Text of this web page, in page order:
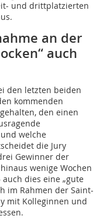
und drittplatzierten
an der
auch
den letzten beiden
kommenden
den einen
welche
die Jury
Gewinner der
wenige Wochen
dies eine „gute
im Rahmen der Saint-
mit Kolleginnen und